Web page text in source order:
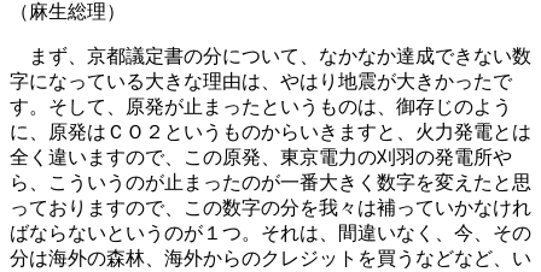
（麻生総理）
まず、京都議定書の分について、なかなか達成できない数
字になっている大きな理由は、やはり地震が大きかったで
す。そして、原発が止まったというものは、御存じのよう
に、原発はＣＯ２というものからいきますと、火力発電とは
全く違いますので、この原発、東京電力の刈羽の発電所や
ら、こういうのが止まったのが一番大きく数字を変えたと思
っておりますので、この数字の分を我々は補っていかなけれ
ばならないというのが１つ。それは、間違いなく、今、その
分は海外の森林、海外からのクレジットを買うなどなど、い